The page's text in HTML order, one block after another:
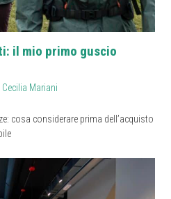
il mio primo guscio
Cecilia Mariani
cosa considerare prima dell’acquisto